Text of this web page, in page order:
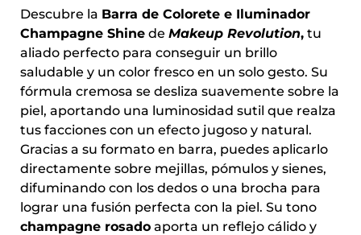
Descubre la Barra de Colorete e Iluminador
Champagne Shine de Makeup Revolution, tu
aliado perfecto para conseguir un brillo
saludable y un color fresco en un solo gesto. Su
fórmula cremosa se desliza suavemente sobre la
piel, aportando una luminosidad sutil que realza
tus facciones con un efecto jugoso y natural.
Gracias a su formato en barra, puedes aplicarlo
directamente sobre mejillas, pómulos y sienes,
difuminando con los dedos o una brocha para
lograr una fusión perfecta con la piel. Su tono
champagne rosado aporta un reflejo cálido y